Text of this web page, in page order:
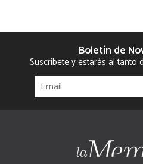
Boletín de
Suscríbete y estarás al tanto